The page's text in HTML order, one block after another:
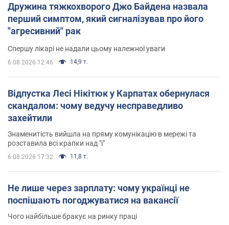
Дружина тяжкохворого Джо Байдена назвала
перший симптом, який сигналізував про його
"агресивний" рак
Спершу лікарі не надали цьому належної уваги
6.08.2026 12:46 14,9 т.
Відпустка Лесі Нікітюк у Карпатах обернулася
скандалом: чому ведучу несправедливо
захейтили
Знаменитість вийшла на пряму комунікацію в мережі та
розставила всі крапки над "і"
6.08.2026 17:32 11,8 т.
Не лише через зарплату: чому українці не
поспішають погоджуватися на вакансії
Чого найбільше бракує на ринку праці